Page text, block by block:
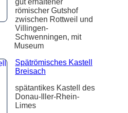
römischer Gutshof
zwischen Rottweil und
Villingen-
Schwenningen, mit
Museum
Spätrömisches Kastell
Breisach
spätantikes Kastell des
Donau-Iller-Rhein-
Limes